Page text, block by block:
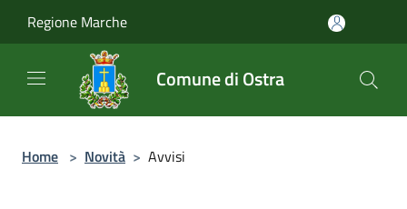
Regione Marche
Comune di Ostra
Home > Novità > Avvisi